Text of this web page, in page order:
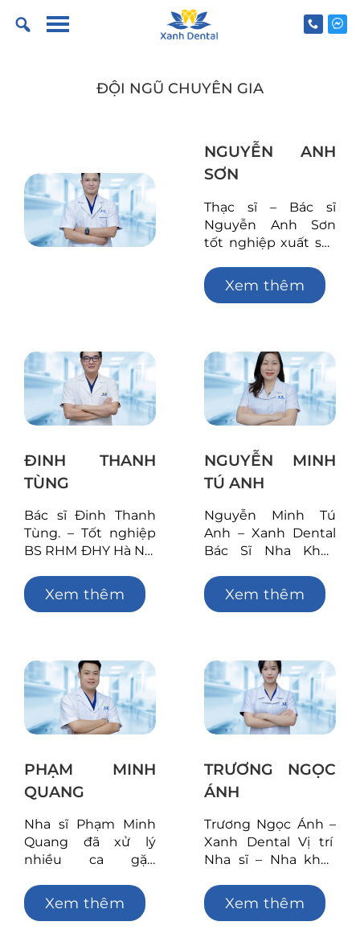
ĐỘI NGŨ CHUYÊN GIA
NGUYỄN ANH
SƠN
Thạc sĩ – Bác sĩ
Nguyễn Anh Sơn
tốt nghiệp xuất sắc
năm 2002, bảo vệ
thành công luận
– Mặt Đại học Y Hà
Nội năm 2014 –
Từng tham gia
chương trình Bác sĩ
khôngArray
Xem thêm
ĐINH THANH
TÙNG
Bác sĩ Đinh Thanh
Tùng. – Tốt nghiệp
BS RHM ĐHY Hà Nội
chương trình phẫu
thuật Implant cơ
chương trình phẫu
thuật hàm mặt BV
Hữu nghị Việt Đức
2018 – Hoàn thành
chương trình phẫu
Xem thêm
NGUYỄN MINH
TÚ ANH
Nguyễn Minh Tú
Anh – Xanh Dental
Bác Sĩ Nha Khoa
nghiệp Tốt nghiệp
Đại học Y Hà Nội
Hàm Mặt, Đại học Y
Hà Nội (2016) Phó
Giám Đốc chuyên
môn tại Nha khoa
Xanh Dental
Xem thêm
PHẠM MINH
QUANG
Nha sĩ Phạm Minh
Quang đã xử lý
nhiều ca gặp
răng xỉn màu, mọc
khấp khểnh, mất
Xem thêm
TRƯƠNG NGỌC
ÁNH
Trương Ngọc Ánh –
Xanh Dental Vị trí
Nha sĩ – Nha khoa
tắt quá trình tu
nghiệp Tốt nghiệp Y
Xem thêm